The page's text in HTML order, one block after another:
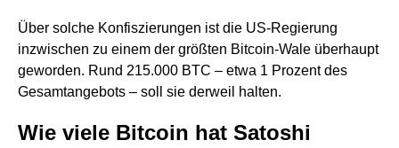
Über solche Konfiszierungen ist die US-Regierung
inzwischen zu einem der größten Bitcoin-Wale überhaupt
geworden. Rund 215.000 BTC – etwa 1 Prozent des
Gesamtangebots – soll sie derweil halten.
Wie viele Bitcoin hat Satoshi